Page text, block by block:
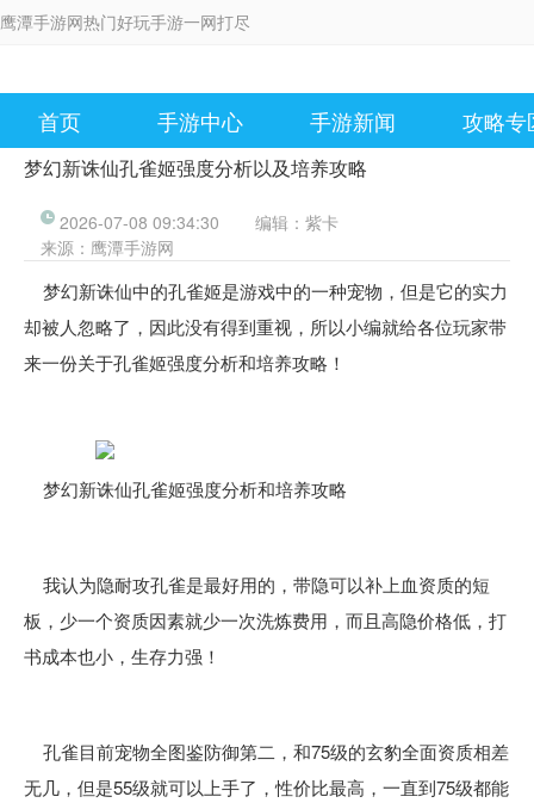
鹰潭手游网热门好玩手游一网打尽
首页 手游中心 手游新闻 攻略专
梦幻新诛仙孔雀姬强度分析以及培养攻略
2026-07-08 09:34:30 编辑： 紫卡
来源： 鹰潭手游网
梦幻新诛仙中的孔雀姬是游戏中的一种宠物，但是它的实力
却被人忽略了，因此没有得到重视，所以小编就给各位玩家带
来一份关于孔雀姬强度分析和培养攻略！
梦幻新诛仙孔雀姬强度分析和培养攻略
我认为隐耐攻孔雀是最好用的，带隐可以补上血资质的短
板，少一个资质因素就少一次洗炼费用，而且高隐价格低，打
书成本也小，生存力强！
孔雀目前宠物全图鉴防御第二，和75级的玄豹全面资质相差
无几，但是55级就可以上手了，性价比最高，一直到75级都能